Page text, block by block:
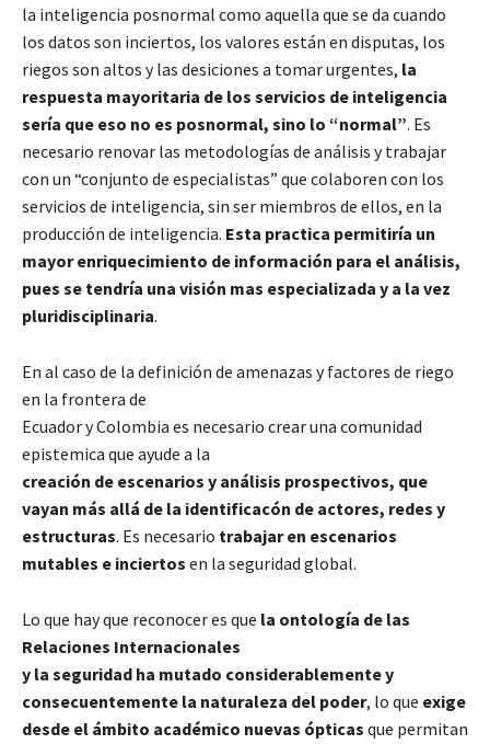
la inteligencia posnormal como aquella que se da cuando
los datos son inciertos, los valores están en disputas, los
riegos son altos y las desiciones a tomar urgentes, la
respuesta mayoritaria de los servicios de inteligencia
sería que eso no es posnormal, sino lo “normal”. Es
necesario renovar las metodologías de análisis y trabajar
con un “conjunto de especialistas” que colaboren con los
servicios de inteligencia, sin ser miembros de ellos, en la
producción de inteligencia. Esta practica permitiría un
mayor enriquecimiento de información para el análisis,
pues se tendría una visión mas especializada y a la vez
pluridisciplinaria.
En al caso de la definición de amenazas y factores de riego
en la frontera de
Ecuador y Colombia es necesario crear una comunidad
epistemica que ayude a la
creación de escenarios y análisis prospectivos, que
vayan más allá de la identificacón de actores, redes y
estructuras. Es necesario trabajar en escenarios
mutables e inciertos en la seguridad global.
Lo que hay que reconocer es que la ontología de las
Relaciones Internacionales
y la seguridad ha mutado considerablemente y
consecuentemente la naturaleza del poder, lo que exige
desde el ámbito académico nuevas ópticas que permitan